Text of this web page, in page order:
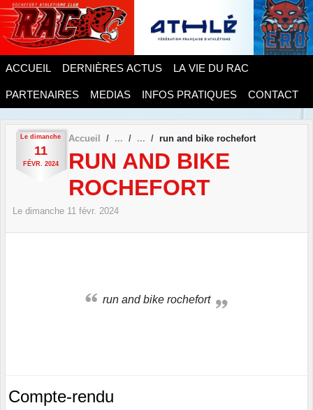
ACCUEIL DERNIÈRES ACTUS LA VIE DU RAC
PARTENAIRES MEDIAS INFOS PRATIQUES CONTACT
Le dimanche
11
FÉVR. 2024
Accueil run and bike rochefort
RUN AND BIKE
ROCHEFORT
Le dimanche 11 févr. 2024
run and bike rochefort
Compte-rendu
Panneau de gestion des cookies